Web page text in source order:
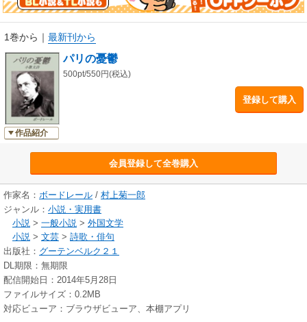
1巻から ｜ 最新刊から
作品紹介
パリの憂鬱
500pt/550円(税込)
登録して購入
会員登録して全巻購入
作家名： ボードレール / 村上菊一郎
ジャンル： 小説・実用書
小説 > 一般小説 > 外国文学
小説 > 文芸 > 詩歌・俳句
出版社： グーテンベルク２１
DL期限：無期限
配信開始日：2014年5月28日
ファイルサイズ：0.2MB
対応ビューア：ブラウザビューア、本棚アプリ